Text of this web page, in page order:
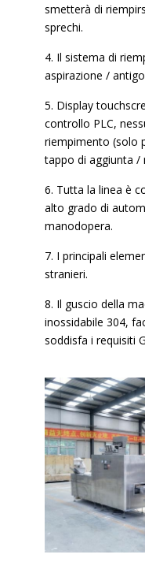
smetterà di
sprechi.
4. Il sistema di
aspirazione /
5. Display
controllo PLC,
riempimento (solo
tappo di aggiunta /
6. Tutta la linea è
alto grado di
manodopera.
7. I principali
stranieri.
8. Il guscio della
inossidabile 304,
soddisfa i requisiti